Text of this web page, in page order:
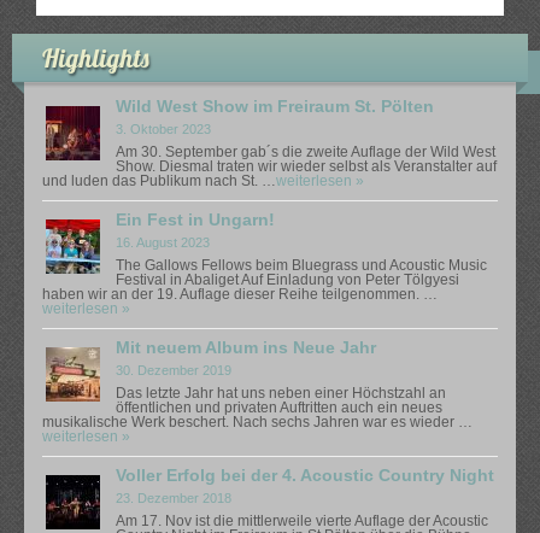
Highlights
Wild West Show im Freiraum St. Pölten
3. Oktober 2023
Am 30. September gab´s die zweite Auflage der Wild West
Show. Diesmal traten wir wieder selbst als Veranstalter auf
und luden das Publikum nach St. … weiterlesen »
Ein Fest in Ungarn!
16. August 2023
The Gallows Fellows beim Bluegrass und Acoustic Music
Festival in Abaliget Auf Einladung von Peter Tölgyesi
haben wir an der 19. Auflage dieser Reihe teilgenommen. …
weiterlesen »
Mit neuem Album ins Neue Jahr
30. Dezember 2019
Das letzte Jahr hat uns neben einer Höchstzahl an
öffentlichen und privaten Auftritten auch ein neues
musikalische Werk beschert. Nach sechs Jahren war es wieder …
weiterlesen »
Voller Erfolg bei der 4. Acoustic Country Night
23. Dezember 2018
Am 17. Nov ist die mittlerweile vierte Auflage der Acoustic